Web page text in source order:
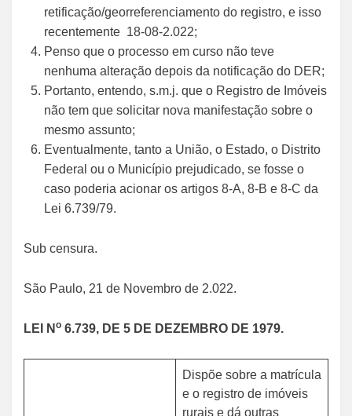
retificação/georreferenciamento do registro, e isso
recentemente 18-08-2.022;
Penso que o processo em curso não teve
nenhuma alteração depois da notificação do DER;
Portanto, entendo, s.m.j. que o Registro de Imóveis
não tem que solicitar nova manifestação sobre o
mesmo assunto;
Eventualmente, tanto a União, o Estado, o Distrito
Federal ou o Município prejudicado, se fosse o
caso poderia acionar os artigos 8-A, 8-B e 8-C da
Lei 6.739/79.
Sub censura.
São Paulo, 21 de Novembro de 2.022.
LEI N o 6.739, DE 5 DE DEZEMBRO DE 1979.
Dispõe sobre a matrícula
e o registro de imóveis
rurais e dá outras